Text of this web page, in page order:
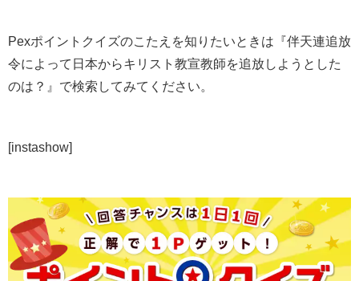
Pexポイントクイズのこたえを知りたいときは『伴天連追放
令によって日本からキリスト教宣教師を追放しようとした
のは？』で検索してみてください。
[instashow]